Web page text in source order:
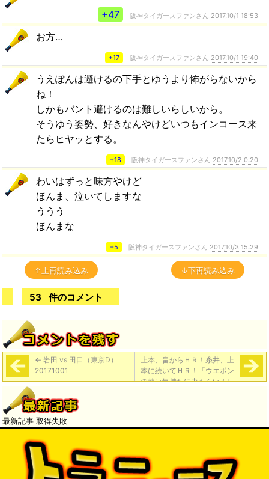
+47
阪神タイガースファンさん 2017,10/1 18:53
お方…
+17 阪神タイガースファンさん 2017,10/1 19:40
うえぽんは避けるの下手とゆうより怖がらないから
ね！
しかもバント避けるのは難しいらしいから。
そうゆう姿勢、好きなんやけどいつもインコース来
たらヒヤッとする。
+18 阪神タイガースファンさん 2017,10/2 0:20
わいはずっと味方やけど
ほんま、泣いてしますな
ううう
ほんまな
+5 阪神タイガースファンさん 2017,10/3 15:29
↑上再読み込み ↓下再読み込み
53 件のコメント
← 岩田 vs 田口（東京D）
20171001
上本、畠からＨＲ！糸井、上
本に続いてＨＲ！「ウエポン
の熱い気持ちに力もらいまし
最新記事 取得失敗